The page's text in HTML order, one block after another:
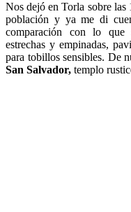
Nos dejó en Torla sobre las
población y ya me di
comparación con lo que
estrechas y empinadas,
para tobillos sensibles. De
San Salvador, templo